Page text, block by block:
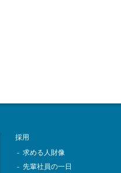
採用
－ 求める人財像
－ 先輩社員の一日